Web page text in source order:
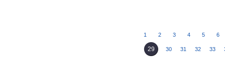
1 2 3 4 5 6
29 30 31 32 33